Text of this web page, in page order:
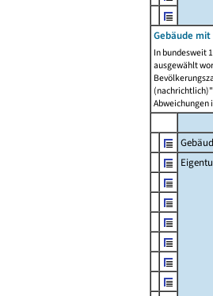
Gebäude
In bundesweit
ausgewählt
Abweichungen